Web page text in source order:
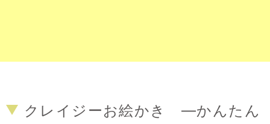
クレイジーお絵かき ―かんたん